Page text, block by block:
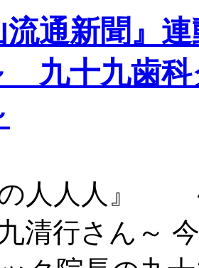
流通新聞
十九歯科
の人人人』
清行さん～